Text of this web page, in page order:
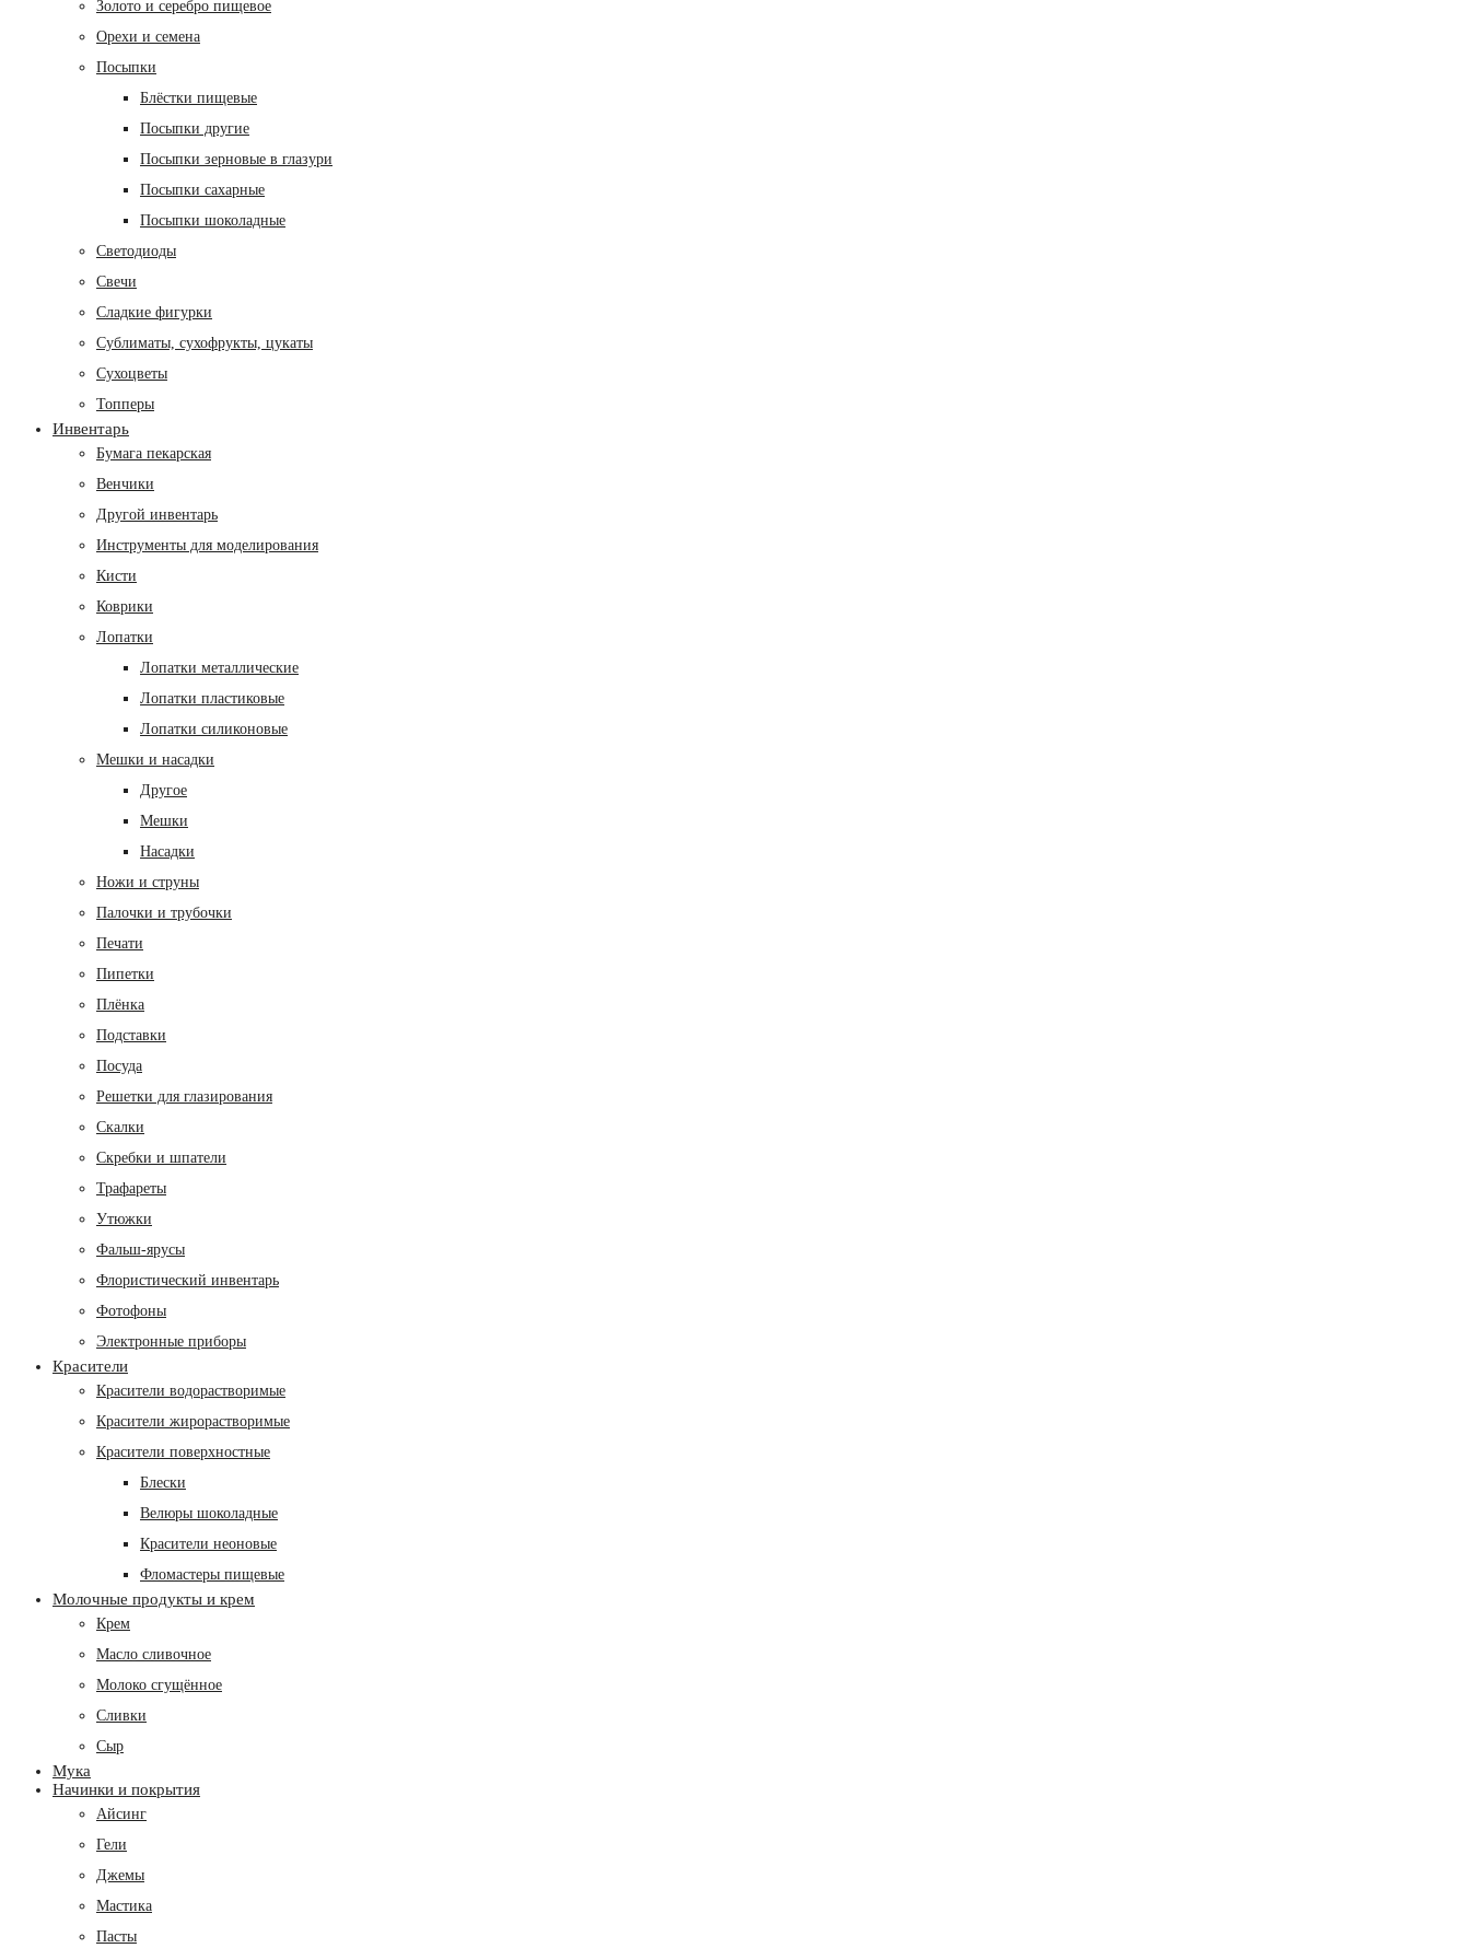
Золото и серебро пищевое
Орехи и семена
Посыпки
Блёстки пищевые
Посыпки другие
Посыпки зерновые в глазури
Посыпки сахарные
Посыпки шоколадные
Светодиоды
Свечи
Сладкие фигурки
Сублиматы, сухофрукты, цукаты
Сухоцветы
Топперы
Инвентарь
Бумага пекарская
Венчики
Другой инвентарь
Инструменты для моделирования
Кисти
Коврики
Лопатки
Лопатки металлические
Лопатки пластиковые
Лопатки силиконовые
Мешки и насадки
Другое
Мешки
Насадки
Ножи и струны
Палочки и трубочки
Печати
Пипетки
Плёнка
Подставки
Посуда
Решетки для глазирования
Скалки
Скребки и шпатели
Трафареты
Утюжки
Фальш-ярусы
Флористичес­кий инвентарь
Фотофоны
Электронные приборы
Красители
Красители водорастворимые
Красители жирорастворимые
Красители поверхностные
Блески
Велюры шоколадные
Красители неоновые
Фломастеры пищевые
Молочные продукты и крем
Крем
Масло сливочное
Молоко сгущённое
Сливки
Сыр
Мука
Начинки и покрытия
Айсинг
Гели
Джемы
Мастика
Пасты